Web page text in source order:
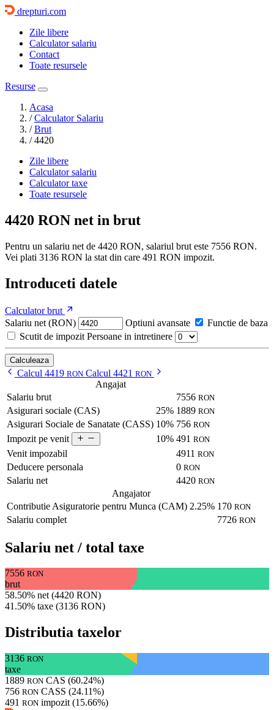
drepturi.com
Zile libere
Calculator salariu
Contact
Toate resursele
Resurse
Acasa
/ Calculator Salariu
/ Brut
/ 4420
Zile libere
Calculator salariu
Calculator taxe
Toate resursele
4420 RON net in brut
Pentru un salariu net de 4420 RON, salariul brut este 7556 RON.
Vei plati 3136 RON la stat din care 491 RON impozit.
Introduceti datele
Calculator brut
Salariu net (RON)
Optiuni avansate
Functie de baza
Scutit de impozit Persoane in intretinere
Calculeaza
Calcul 4419 RON Calcul 4421 RON
Angajat
Salariu brut
7556 RON
Asigurari sociale (CAS) 25% 1889 RON
Asigurari Sociale de Sanatate (CASS) 10% 756 RON
Impozit pe venit 10% 491 RON
Venit impozabil 4911 RON
Deducere personala 0 RON
Salariu net 4420 RON
Angajator
Contributie Asiguratorie pentru Munca (CAM) 2.25% 170 RON
Salariu complet 7726 RON
Salariu net / total taxe
7556 RON
brut
58.50% net (4420 RON)
41.50% taxe (3136 RON)
Distributia taxelor
3136 RON
taxe
1889 RON CAS (60.24%)
756 RON CASS (24.11%)
491 RON impozit (15.66%)